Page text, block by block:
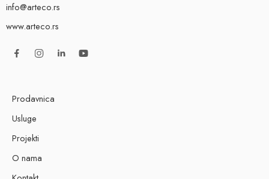
info@arteco.rs
www.arteco.rs
Prodavnica
Usluge
Projekti
O nama